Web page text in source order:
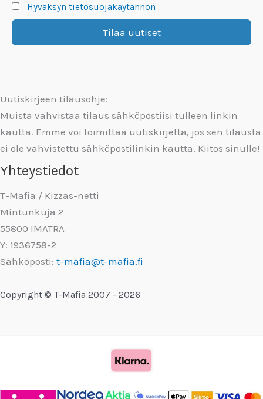
Hyväksyn tietosuojakäytännön
Uutiskirjeen tilausohje:
Muista vahvistaa tilaus sähköpostiisi tulleen linkin
kautta. Emme voi toimittaa uutiskirjettä, jos sen tilausta
ei ole vahvistettu sähköpostilinkin kautta. Kiitos sinulle!
Yhteystiedot
T-Mafia / Kizzas-netti
Mintunkuja 2
55800 IMATRA
Y: 1936758-2
Sähköposti: t-mafia@t-mafia.fi
Copyright © T-Mafia 2007 - 2026